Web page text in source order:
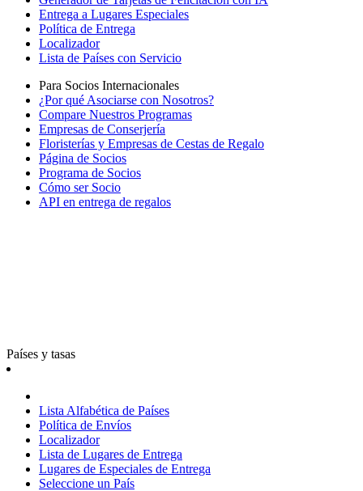
Entrega a Lugares Especiales
Política de Entrega
Localizador
Lista de Países con Servicio
Para Socios Internacionales
¿Por qué Asociarse con Nosotros?
Compare Nuestros Programas
Empresas de Conserjería
Floristerías y Empresas de Cestas de Regalo
Página de Socios
Programa de Socios
Cómo ser Socio
API en entrega de regalos
Países y tasas
Lista Alfabética de Países
Política de Envíos
Localizador
Lista de Lugares de Entrega
Lugares de Especiales de Entrega
Seleccione un País